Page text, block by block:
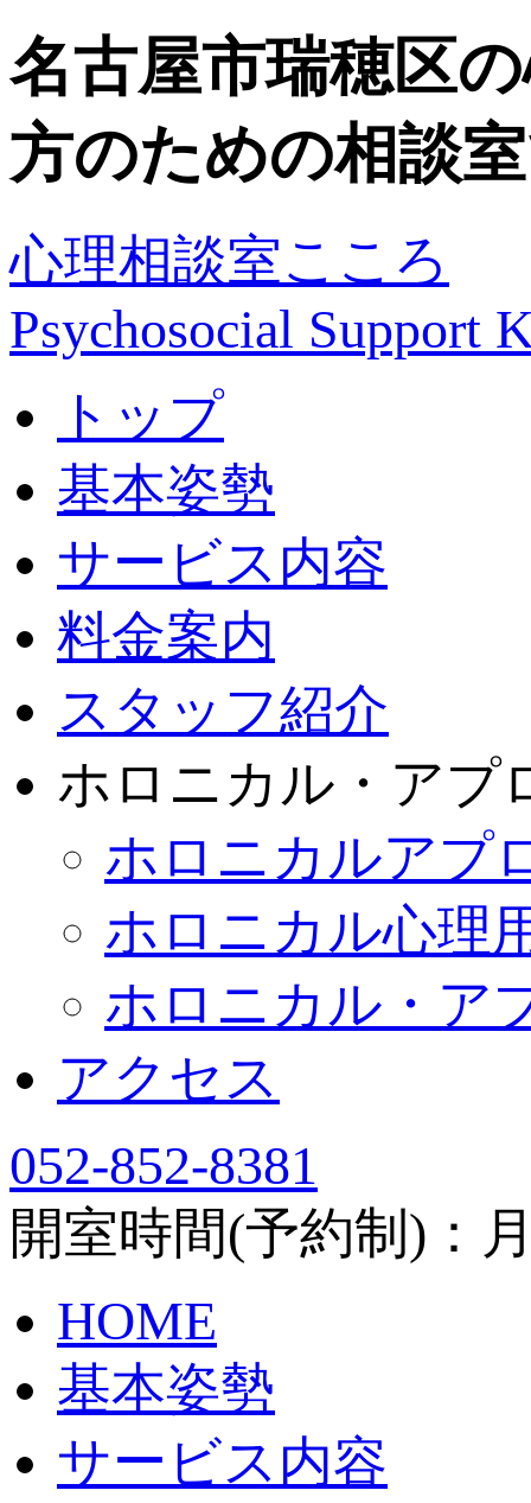
名古屋市瑞穂区
方のための相談
心理相談室こころ
Psychosocial Support
トップ
基本姿勢
サービス内容
料金案内
スタッフ紹介
ホロニカル・アプ
ホロニカルアプ
ホロニカル心理
ホロニカル・ア
アクセス
052-852-8381
開室時間(予約制)：
HOME
基本姿勢
サービス内容